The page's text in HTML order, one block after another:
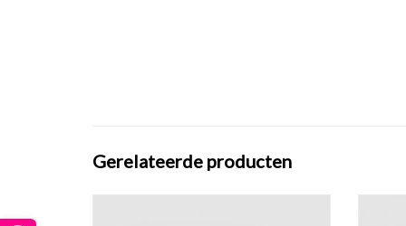
Gerelateerde producten